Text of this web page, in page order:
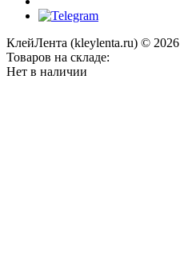
КлейЛента (kleylenta.ru) © 2026
Товаров на складе:
Нет в наличии